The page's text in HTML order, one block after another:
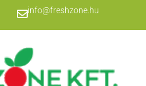
info@freshzone.hu